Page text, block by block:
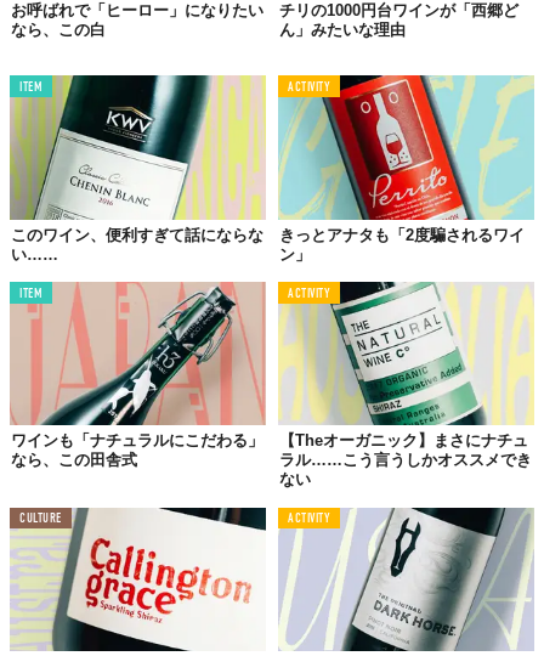
お呼ばれで「ヒーロー」になりたい
なら、この白
チリの1000円台ワインが「西郷ど
ん」みたいな理由
ITEM
このワイン、便利すぎて話にならな
い……
ACTIVITY
きっとアナタも「2度騙されるワイ
ン」
ITEM
ワインも「ナチュラルにこだわる」
なら、この田舎式
ACTIVITY
【Theオーガニック】まさにナチュ
ラル……こう言うしかオススメでき
ない
CULTURE ACTIVITY